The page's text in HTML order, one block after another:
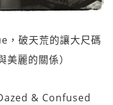
，破天荒的讓大尺碼
麗的關係）
& Confused